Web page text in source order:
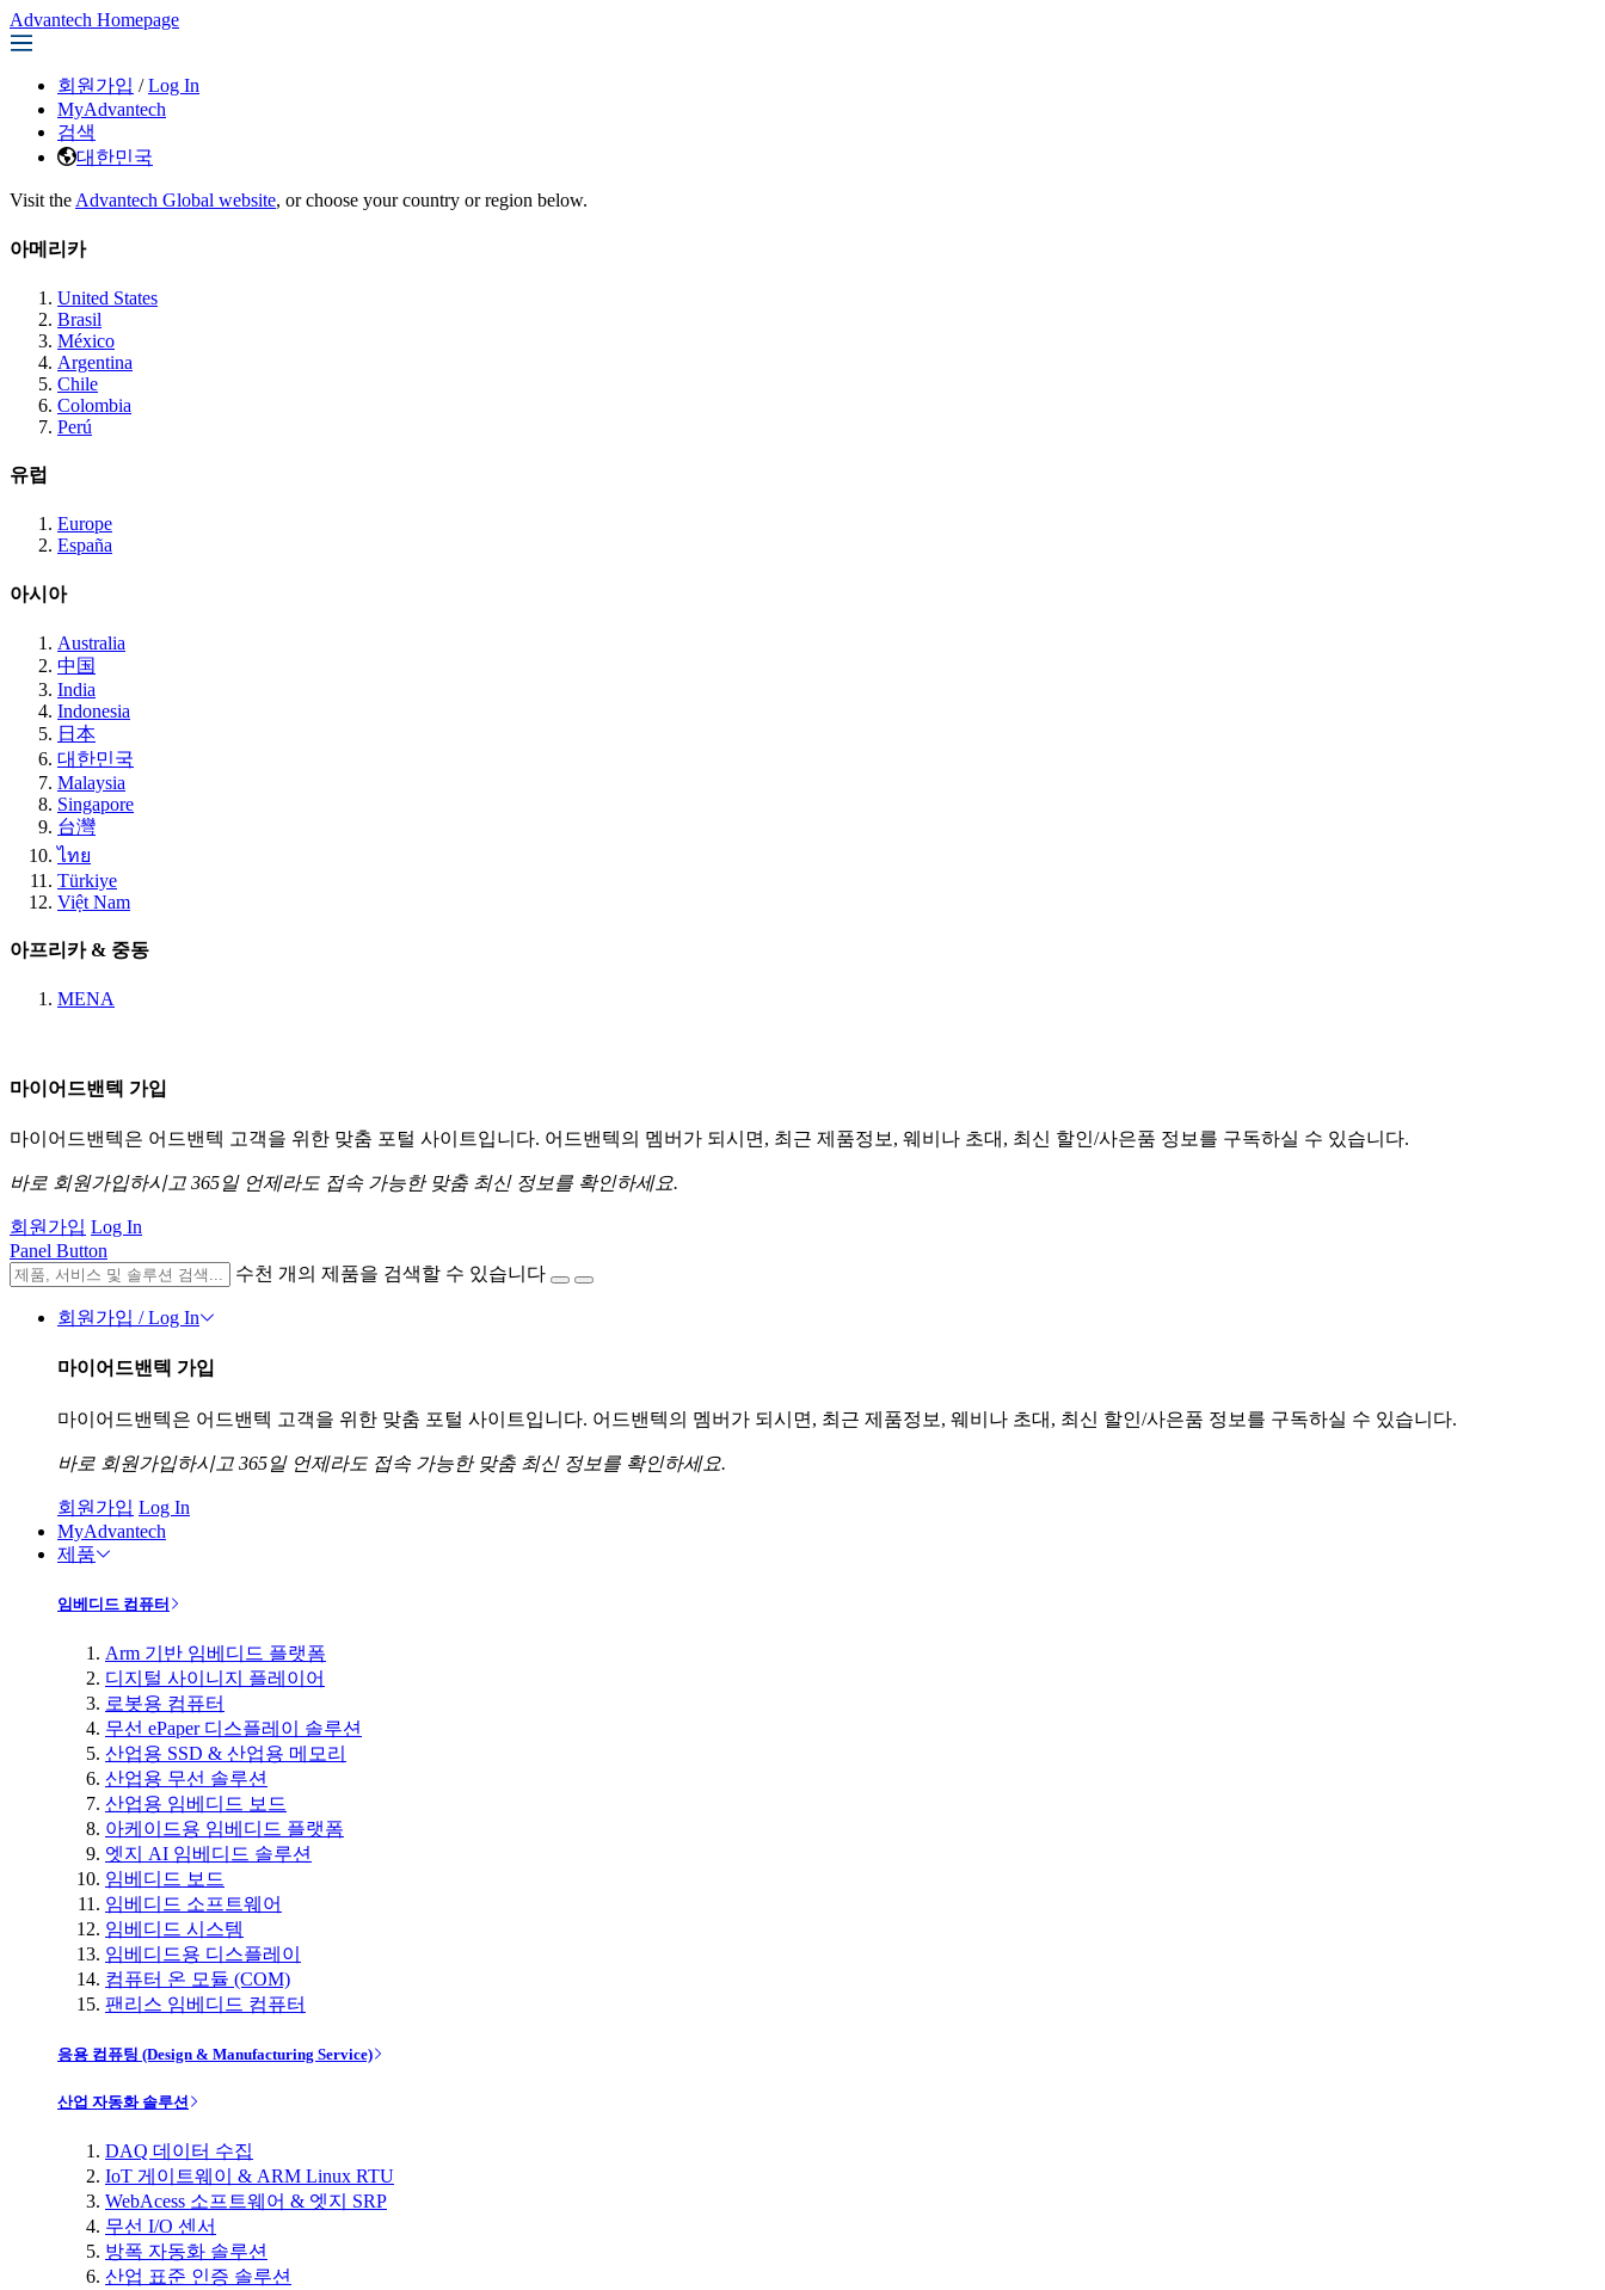
Advantech Homepage
회원가입 / Log In
MyAdvantech
검색
대한민국
Visit the Advantech Global website, or choose your country or region below.
아메리카
United States
Brasil
México
Argentina
Chile
Colombia
Perú
유럽
Europe
España
아시아
Australia
中国
India
Indonesia
日本
대한민국
Malaysia
Singapore
台灣
ไทย
Türkiye
Việt Nam
아프리카 & 중동
MENA
마이어드밴텍 가입
마이어드밴텍은 어드밴텍 고객을 위한 맞춤 포털 사이트입니다. 어드밴텍의 멤버가 되시면, 최근 제품정보, 웨비나 초대, 최신 할인/사은품 정보를 구독하실 수 있습니다.
바로 회원가입하시고 365일 언제라도 접속 가능한 맞춤 최신 정보를 확인하세요.
회원가입 Log In
Panel Button
수천 개의 제품을 검색할 수 있습니다
회원가입 / Log In
마이어드밴텍 가입
마이어드밴텍은 어드밴텍 고객을 위한 맞춤 포털 사이트입니다. 어드밴텍의 멤버가 되시면, 최근 제품정보, 웨비나 초대, 최신 할인/사은품 정보를 구독하실 수 있습니다.
바로 회원가입하시고 365일 언제라도 접속 가능한 맞춤 최신 정보를 확인하세요.
회원가입 Log In
MyAdvantech
제품
임베디드 컴퓨터
Arm 기반 임베디드 플랫폼
디지털 사이니지 플레이어
로봇용 컴퓨터
무선 ePaper 디스플레이 솔루션
산업용 SSD & 산업용 메모리
산업용 무선 솔루션
산업용 임베디드 보드
아케이드용 임베디드 플랫폼
엣지 AI 임베디드 솔루션
임베디드 보드
임베디드 소프트웨어
임베디드 시스템
임베디드용 디스플레이
컴퓨터 온 모듈 (COM)
팬리스 임베디드 컴퓨터
응용 컴퓨팅 (Design & Manufacturing Service)
산업 자동화 솔루션
DAQ 데이터 수집
IoT 게이트웨이 & ARM Linux RTU
WebAcess 소프트웨어 & 엣지 SRP
무선 I/O 센서
방폭 자동화 솔루션
산업 표준 인증 솔루션